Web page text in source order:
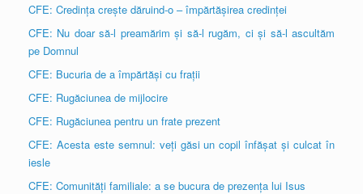
CFE: Credința crește dăruind-o – împărtășirea credinței
CFE: Nu doar să-l preamărim și să-l rugăm, ci și să-l ascultăm
pe Domnul
CFE: Bucuria de a împărtăși cu frații
CFE: Rugăciunea de mijlocire
CFE: Rugăciunea pentru un frate prezent
CFE: Acesta este semnul: veți găsi un copil înfășat și culcat în
iesle
CFE: Comunități familiale: a se bucura de prezența lui Isus